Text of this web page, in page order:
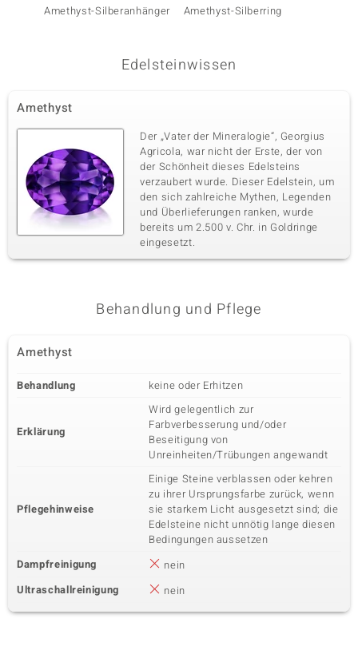
Amethyst-Silberanhänger Amethyst-Silberring
Edelsteinwissen
Amethyst
Der „Vater der Mineralogie“, Georgius
Agricola, war nicht der Erste, der von
der Schönheit dieses Edelsteins
verzaubert wurde. Dieser Edelstein, um
den sich zahlreiche Mythen, Legenden
und Überlieferungen ranken, wurde
bereits um 2.500 v. Chr. in Goldringe
eingesetzt.
Behandlung und Pflege
Amethyst
Behandlung keine oder Erhitzen
Erklärung
Wird gelegentlich zur
Farbverbesserung und/oder
Beseitigung von
Unreinheiten/Trübungen angewandt
Pflegehinweise
Einige Steine verblassen oder kehren
zu ihrer Ursprungsfarbe zurück, wenn
sie starkem Licht ausgesetzt sind; die
Edelsteine nicht unnötig lange diesen
Bedingungen aussetzen
Dampfreinigung
nein
Ultraschallreinigung
nein